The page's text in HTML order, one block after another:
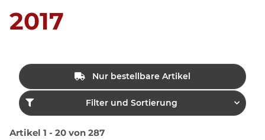
2017
Nur bestellbare Artikel
Filter und Sortierung
Artikel 1 - 20 von 287